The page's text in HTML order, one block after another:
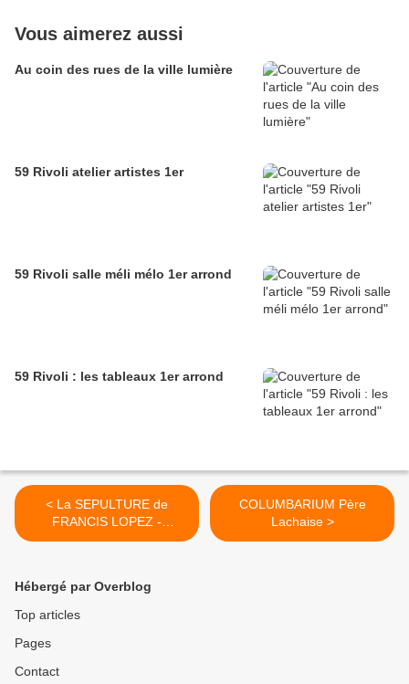
Vous aimerez aussi
Au coin des rues de la ville lumière
59 Rivoli atelier artistes 1er
59 Rivoli salle méli mélo 1er arrond
59 Rivoli : les tableaux 1er arrond
< La SEPULTURE de
FRANCIS LOPEZ -
Cimetière Montmartre -
COLUMBARIUM Père
Lachaise >
Hébergé par Overblog
Top articles
Pages
Contact